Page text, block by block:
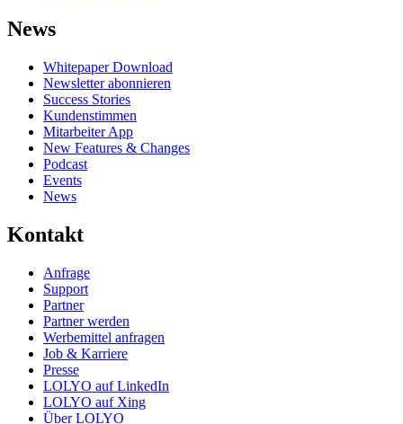
News
Whitepaper Download
Newsletter abonnieren
Success Stories
Kundenstimmen
Mitarbeiter App
New Features & Changes
Podcast
Events
News
Kontakt
Anfrage
Support
Partner
Partner werden
Werbemittel anfragen
Job & Karriere
Presse
LOLYO auf LinkedIn
LOLYO auf Xing
Über LOLYO